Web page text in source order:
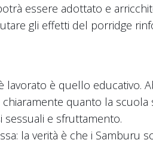
essere adottato e
gli effetti del porridge
è quello educativo.
quanto la scuola
sessuali e sfruttamento.
la verità è che i